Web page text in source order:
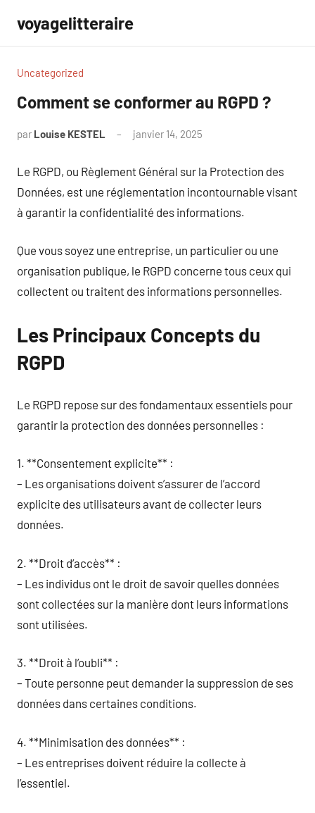
contenu
voyagelitteraire
Uncategorized
Comment se conformer au RGPD ?
par Louise KESTEL janvier 14, 2025
Le RGPD, ou Règlement Général sur la Protection des
Données, est une réglementation incontournable visant
à garantir la confidentialité des informations.
Que vous soyez une entreprise, un particulier ou une
organisation publique, le RGPD concerne tous ceux qui
collectent ou traitent des informations personnelles.
Les Principaux Concepts du
RGPD
Le RGPD repose sur des fondamentaux essentiels pour
garantir la protection des données personnelles :
1. **Consentement explicite** :
– Les organisations doivent s’assurer de l’accord
explicite des utilisateurs avant de collecter leurs
données.
2. **Droit d’accès** :
– Les individus ont le droit de savoir quelles données
sont collectées sur la manière dont leurs informations
sont utilisées.
3. **Droit à l’oubli** :
– Toute personne peut demander la suppression de ses
données dans certaines conditions.
4. **Minimisation des données** :
– Les entreprises doivent réduire la collecte à
l’essentiel.